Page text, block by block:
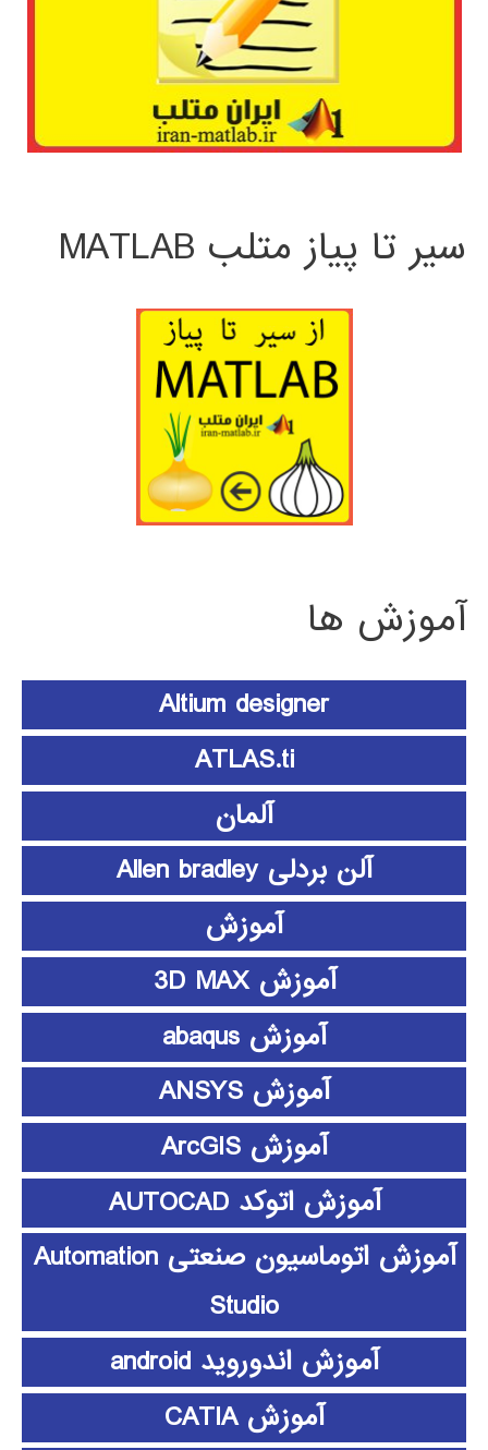
سیر تا پیاز متلب MATLAB
آموزش ها
Altium designer
ATLAS.ti
آلمان
آلن بردلی Allen bradley
آموزش
آموزش 3D MAX
آموزش abaqus
آموزش ANSYS
آموزش ArcGIS
آموزش اتوکد AUTOCAD
آموزش اتوماسیون صنعتی Automation
Studio
آموزش اندوروید android
آموزش CATIA